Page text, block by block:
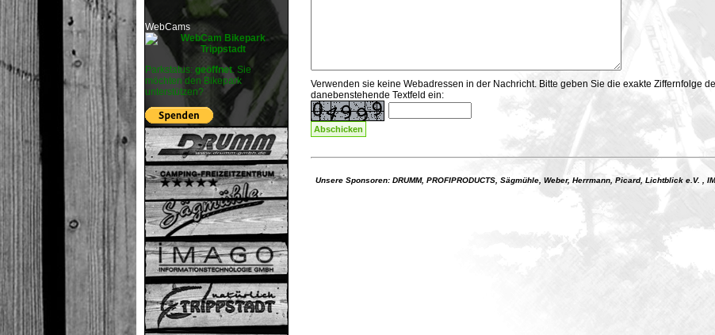
WebCams
Parkstatus: geöffnet. Sie
möchten den Bikepark
unterstützen?
Verwenden sie keine Webadressen in der Nachricht. Bitte geben Sie die exakte Ziffernfolge
danebenstehende Textfeld ein:
Unsere Sponsoren: DRUMM, PROFIPRODUCTS, Sägmühle, Weber, Herrmann, Picard, Lichtblick e.V. ,